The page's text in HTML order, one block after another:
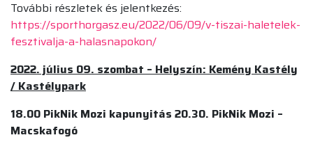
További részletek és jelentkezés:
https://sporthorgasz.eu/2022/06/09/v-tiszai-haletelek-
fesztivalja-a-halasnapokon/
2022. július 09. szombat – Helyszín: Kemény Kastély
/ Kastélypark
18.00 PikNik Mozi kapunyitás 20.30. PikNik Mozi –
Macskafogó